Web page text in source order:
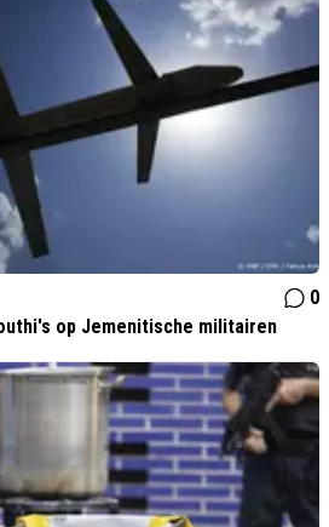
0
op Jemenitische militairen